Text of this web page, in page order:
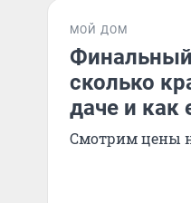
МОЙ ДОМ
сколько
даче и как
Смотрим цены